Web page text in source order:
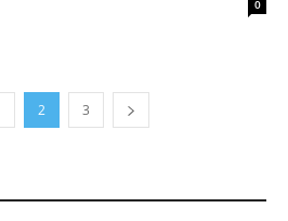
0
2 3